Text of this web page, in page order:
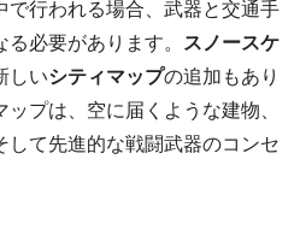
で行われる場合、武器と交通手
必要があります。 スノースケ
しいシティマップの追加もあり
プは、空に届くような建物、
して先進的な戦闘武器のコンセ